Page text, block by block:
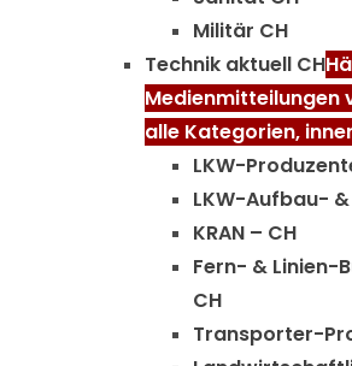
Militär CH
Technik aktuell CH
Medienmitteilungen
alle Kategorien,
LKW-
LKW-Aufbau-
KRAN – CH
Fern- & Linien-
CH
Transporter-